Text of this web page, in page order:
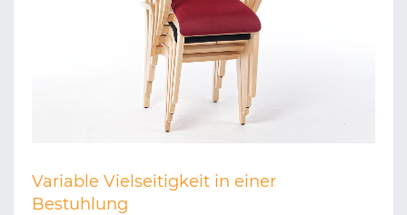
Variable Vielseitigkeit in einer
Bestuhlung